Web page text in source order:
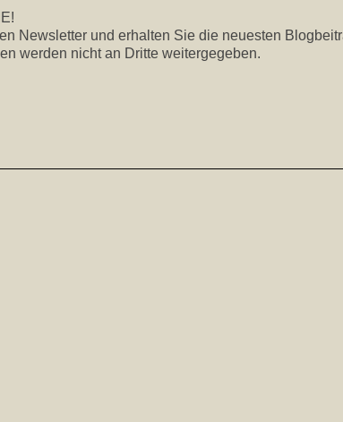
Newsletter und erhalten Sie die neuesten
werden nicht an Dritte weitergegeben.